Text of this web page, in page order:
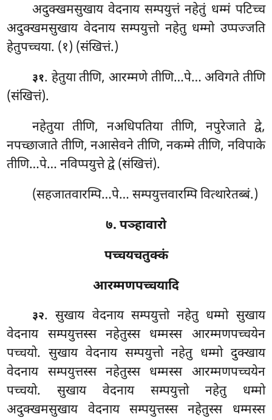
अदुक्खमसुखाय वेदनाय सम्पयुत्तं नहेतुं धम्मं पटिच्च
अदुक्खमसुखाय वेदनाय सम्पयुत्तो नहेतु धम्मो उप्पज्जति
हेतुपच्चया. (१) (संखित्तं.)
३१. हेतुयातीणि, आरम्मणे तीणि…पे… अविगते तीणि
(संखित्तं).
नहेतुया तीणि, नअधिपतिया तीणि, नपुरेजाते द्वे,
नपच्छाजाते तीणि, नआसेवने तीणि, नकम्मे तीणि, नविपाके
तीणि…पे… नविप्पयुत्ते द्वे (संखित्तं).
(सहजातवारम्पि…पे… सम्पयुत्तवारम्पि वित्थारेतब्बं.)
७. पञ्हावारो
पच्चयचतुक्कं
आरम्मणपच्चयादि
३२. सुखाय वेदनाय सम्पयुत्तो नहेतु धम्मो सुखाय
वेदनाय सम्पयुत्तस्स नहेतुस्स धम्मस्स आरम्मणपच्चयेन
पच्चयो. सुखाय वेदनाय सम्पयुत्तो नहेतु धम्मो दुक्खाय
वेदनाय सम्पयुत्तस्स नहेतुस्स धम्मस्स आरम्मणपच्चयेन
पच्चयो. सुखाय वेदनाय सम्पयुत्तो नहेतु धम्मो
अदुक्खमसुखाय वेदनाय सम्पयुत्तस्स नहेतुस्स धम्मस्स